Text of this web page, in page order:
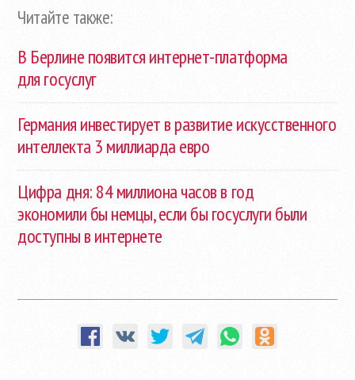
Читайте также:
В Берлине появится интернет-платформа
для госуслуг
Германия инвестирует в развитие искусственного
интеллекта 3 миллиарда евро
Цифра дня: 84 миллиона часов в год
экономили бы немцы, если бы госуслуги были
доступны в интернете